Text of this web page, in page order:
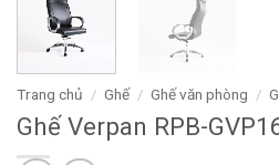
Trang chủ / Ghế / Ghế văn phòng /
Ghế Verpan RPB-